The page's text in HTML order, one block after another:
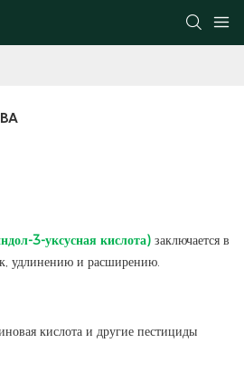
3-уксусная кислота) заключается в
удлинению и расширению.
кислота и другие пестициды